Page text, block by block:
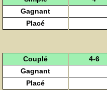
Gagnant
Placé
Couplé 4-6
Gagnant
Placé